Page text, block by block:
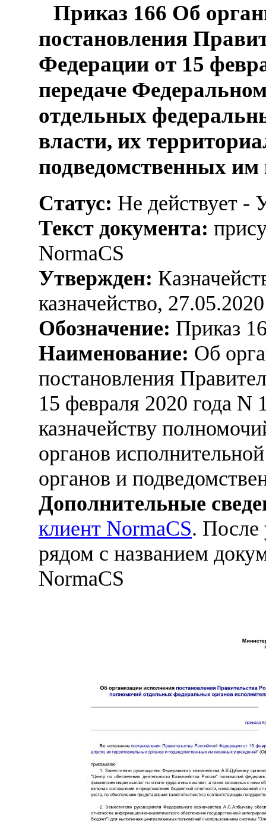
Приказ 166 Об
постановления
Федерации от 15
передаче
отдельных
власти, их
подведомственных
Статус: Не действует -
Текст документа:
NormaCS
Утвержден:
казначейство, 27.05.2020
Обозначение: Приказ
Наименование: Об
постановления
15 февраля 2020 года
казначейству
органов
органов и
Дополнительные
клиент NormaCS. После
рядом с названием
NormaCS